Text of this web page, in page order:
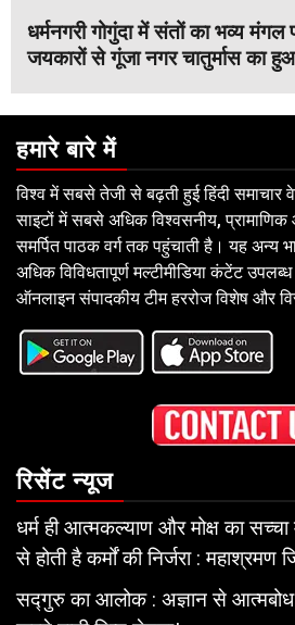
धर्मनगरी गोगुंदा में संतों का भव्य मंगल
जयकारों से गूंजा नगर चातुर्मास का
हमारे बारे में
विश्व में सबसे तेजी से बढ़ती हुई हिंदी समाचार
साइटों में सबसे अधिक विश्वसनीय, प्रामाणिक
समर्पित पाठक वर्ग तक पहुंचाती है। यह अन्य
अधिक विविधतापूर्ण मल्टीमीडिया कंटेंट
ऑनलाइन संपादकीय टीम हररोज विशेष और
रिसेंट न्यूज
धर्म ही आत्मकल्याण और मोक्ष का सच्चा
से होती है कर्मों की निर्जरा : महाश्रमण
सद्गुरु का आलोक : अज्ञान से